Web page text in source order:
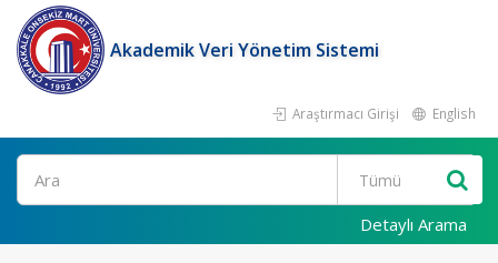
Akademik Veri Yönetim Sistemi
Araştırmacı Girişi English
Ara
Detaylı Arama